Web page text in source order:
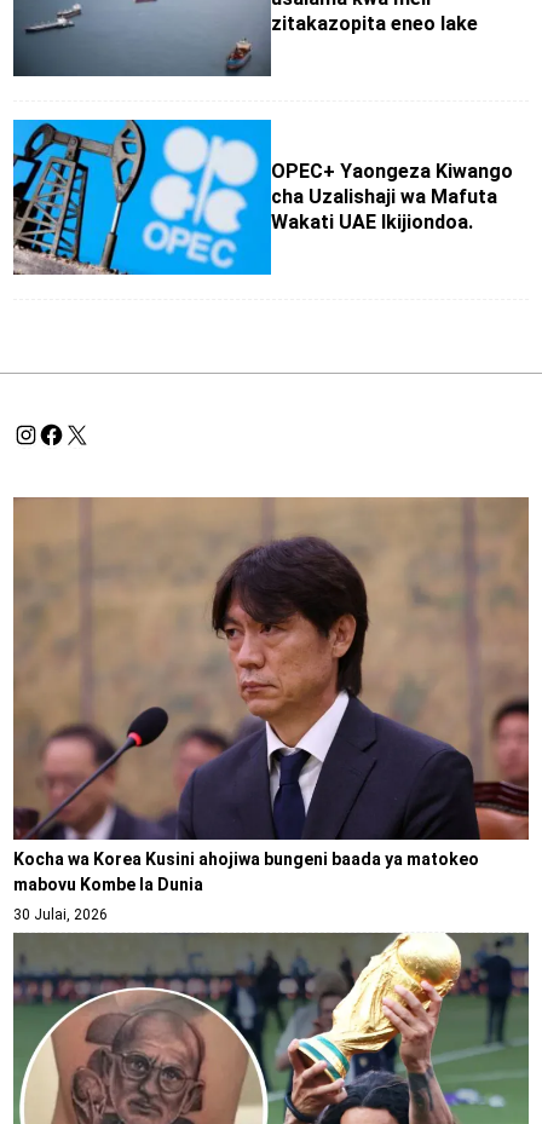
zitakazopita eneo lake
OPEC+ Yaongeza Kiwango
cha Uzalishaji wa Mafuta
Wakati UAE Ikijiondoa.
Kocha wa Korea Kusini ahojiwa bungeni baada ya matokeo
mabovu Kombe la Dunia
30 Julai, 2026